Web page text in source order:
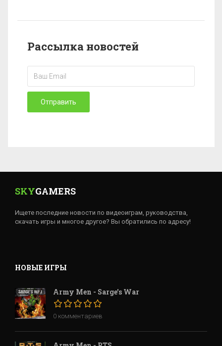
Рассылка новостей
Отправить
SKYGAMERS
Ищете последние новости по видеоиграм, руководства,
скачать игры и многое другое? Вы обратились по адресу!
НОВЫЕ ИГРЫ
Army Men - Sarge's War
0 комментариев